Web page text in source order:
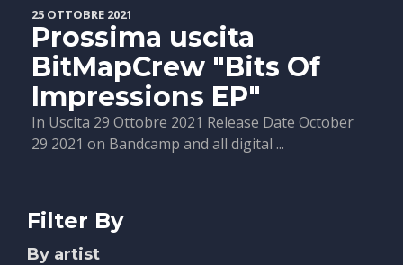
25 OTTOBRE 2021
Prossima uscita
BitMapCrew "Bits Of
Impressions EP"
In Uscita 29 Ottobre 2021 Release Date October
29 2021 on Bandcamp and all digital ...
Filter By
By artist